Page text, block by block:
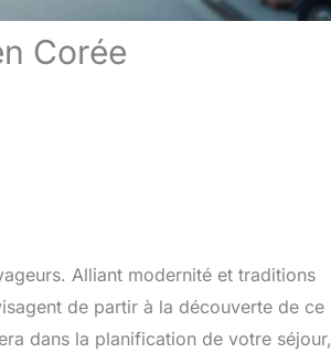
Corée
Alliant modernité et traditions
de partir à la découverte de ce
dans la planification de votre séjour,